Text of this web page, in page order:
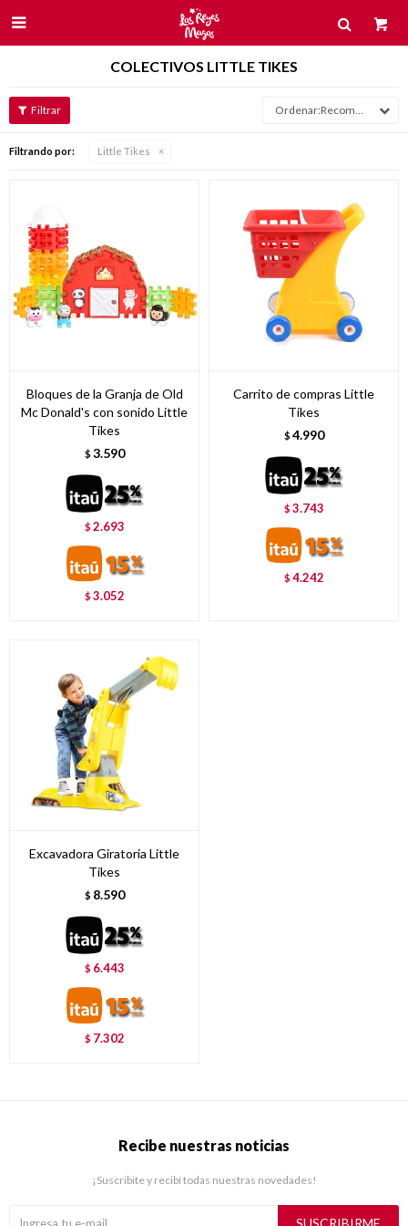

COLECTIVOS LITTLE TIKES
Recomendados
Filtrando por: Little Tikes
Bloques de la Granja de Old
Mc Donald's con sonido Little
Tikes
$ 3.590
$2.693
$3.052
Carrito de compras Little
Tikes
$ 4.990
$3.743
$4.242
Excavadora Giratoria Little
Tikes
$ 8.590
$ 6.443
$ 7.302
Recibe nuestras noticias
¡Suscribite y recibí todas nuestras novedades!
SUSCRIBIRME